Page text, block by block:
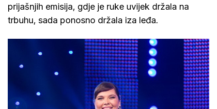
prijašnjih emisija, gdje je ruke uvijek držala na
trbuhu, sada ponosno držala iza leđa.